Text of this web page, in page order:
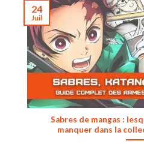
Sabres de mangas :
manquer dans la
24
Juil